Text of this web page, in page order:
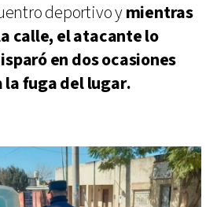
deportivo ymientras
calle, el atacante lo
en dos ocasiones
la fuga del lugar.